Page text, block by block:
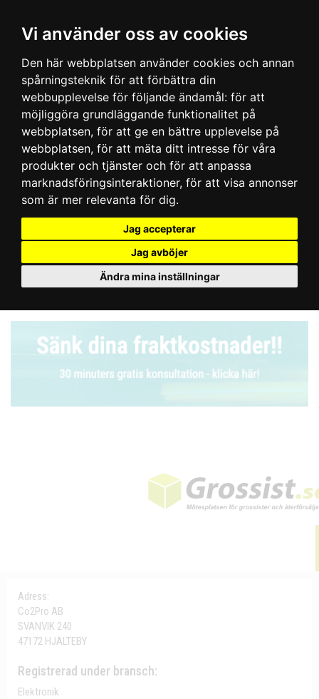
Vi använder oss av cookies
Den här webbplatsen använder cookies och annan
spårningsteknik för att förbättra din
webbupplevelse för följande ändamål: för att
möjliggöra grundläggande funktionalitet på
webbplatsen, för att ge en bättre upplevelse på
webbplatsen, för att mäta ditt intresse för våra
produkter och tjänster och för att anpassa
marknadsföringsinteraktioner, för att visa annonser
som är mer relevanta för dig.
Jag accepterar
Jag avböjer
Ändra mina inställningar
Adress:
Co2Pro AB
SVANVIK 240
47172 HJÄLTEBY
Registrerad under bransch:
Elektronik